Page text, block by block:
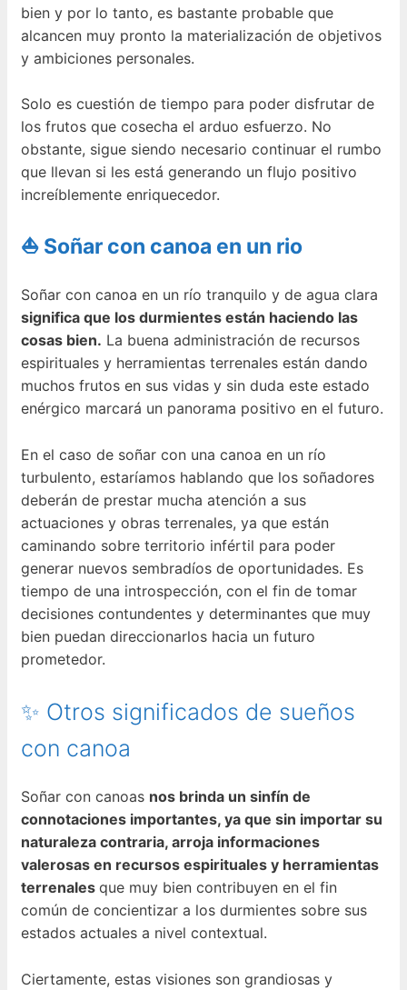
bien y por lo tanto, es bastante probable que
alcancen muy pronto la materialización de objetivos
y ambiciones personales.
Solo es cuestión de tiempo para poder disfrutar de
los frutos que cosecha el arduo esfuerzo. No
obstante, sigue siendo necesario continuar el rumbo
que llevan si les está generando un flujo positivo
increíblemente enriquecedor.
⛵ Soñar con canoa en un rio
Soñar con canoa en un río tranquilo y de agua clara
significa que los durmientes están haciendo las
cosas bien. La buena administración de recursos
espirituales y herramientas terrenales están dando
muchos frutos en sus vidas y sin duda este estado
enérgico marcará un panorama positivo en el futuro.
En el caso de soñar con una canoa en un río
turbulento, estaríamos hablando que los soñadores
deberán de prestar mucha atención a sus
actuaciones y obras terrenales, ya que están
caminando sobre territorio infértil para poder
generar nuevos sembradíos de oportunidades. Es
tiempo de una introspección, con el fin de tomar
decisiones contundentes y determinantes que muy
bien puedan direccionarlos hacia un futuro
prometedor.
✨ Otros significados de sueños
con canoa
Soñar con canoas nos brinda un sinfín de
connotaciones importantes, ya que sin importar su
naturaleza contraria, arroja informaciones
valerosas en recursos espirituales y herramientas
terrenales que muy bien contribuyen en el fin
común de concientizar a los durmientes sobre sus
estados actuales a nivel contextual.
Ciertamente, estas visiones son grandiosas y